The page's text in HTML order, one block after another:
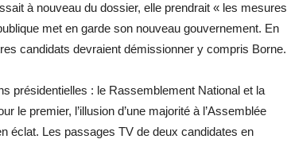
à nouveau du dossier, elle prendrait « les mesures
met en garde son nouveau gouvernement. En
candidats devraient démissionner y compris Borne.
présidentielles : le Rassemblement National et la
le premier, l’illusion d’une majorité à l’Assemblée
éclat. Les passages TV de deux candidates en